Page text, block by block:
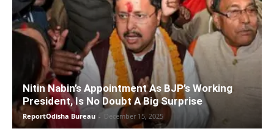
Nitin Nabin’s Appointment As BJP’s Working
President, Is No Doubt A Big Surprise
ReportOdisha Bureau - December 15, 2025